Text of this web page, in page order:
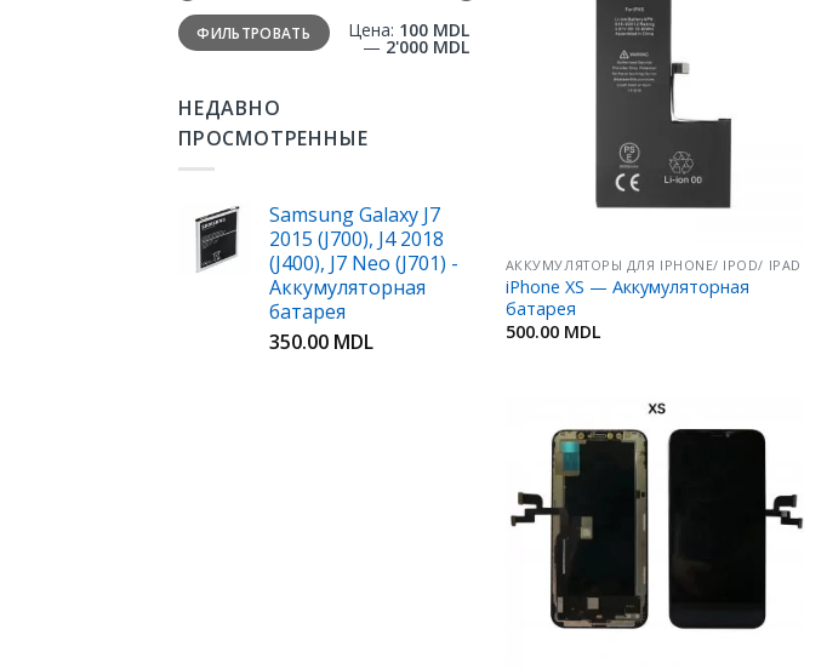
ФИЛЬТРОВАТЬ Цена: 100 MDL
— 2'000 MDL
НЕДАВНО
ПРОСМОТРЕННЫЕ
Samsung Galaxy J7
2015 (J700), J4 2018
(J400), J7 Neo (J701) -
Аккумуляторная
батарея
350.00 MDL
АККУМУЛЯТОРЫ ДЛЯ IPHONE/ IPOD/ IPAD
iPhone XS — Аккумуляторная
батарея
500.00 MDL